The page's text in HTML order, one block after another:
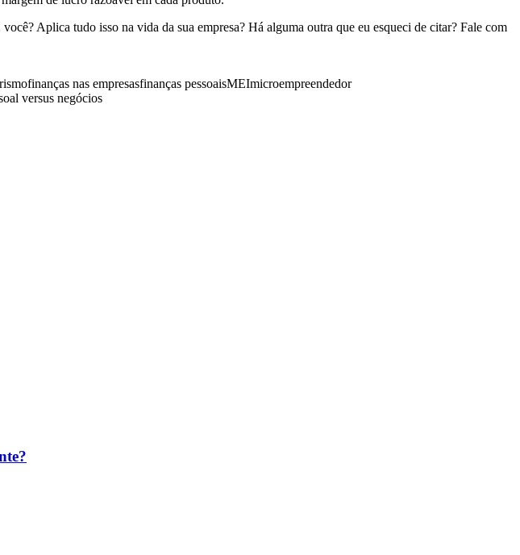
Aplica tudo isso na vida da sua empresa? Há alguma outra que eu esqueci de citar? Fale com
finanças nas empresasfinanças pessoaisMEImicroempreendedor
versus negócios